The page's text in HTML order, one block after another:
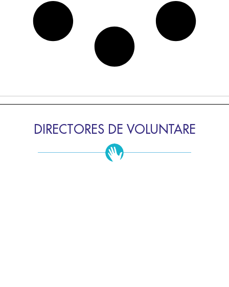
DIRECTORES DE VOLUNTARE